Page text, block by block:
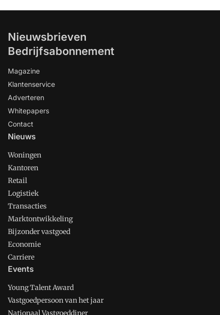
Nieuwsbrieven
Bedrijfsabonnement
Magazine
Klantenservice
Adverteren
Whitepapers
Contact
Nieuws
Woningen
Kantoren
Retail
Logistiek
Transacties
Marktontwikkeling
Bijzonder vastgoed
Economie
Carriere
Events
Young Talent Award
Vastgoedpersoon van het jaar
Nationaal Vastgoeddiner